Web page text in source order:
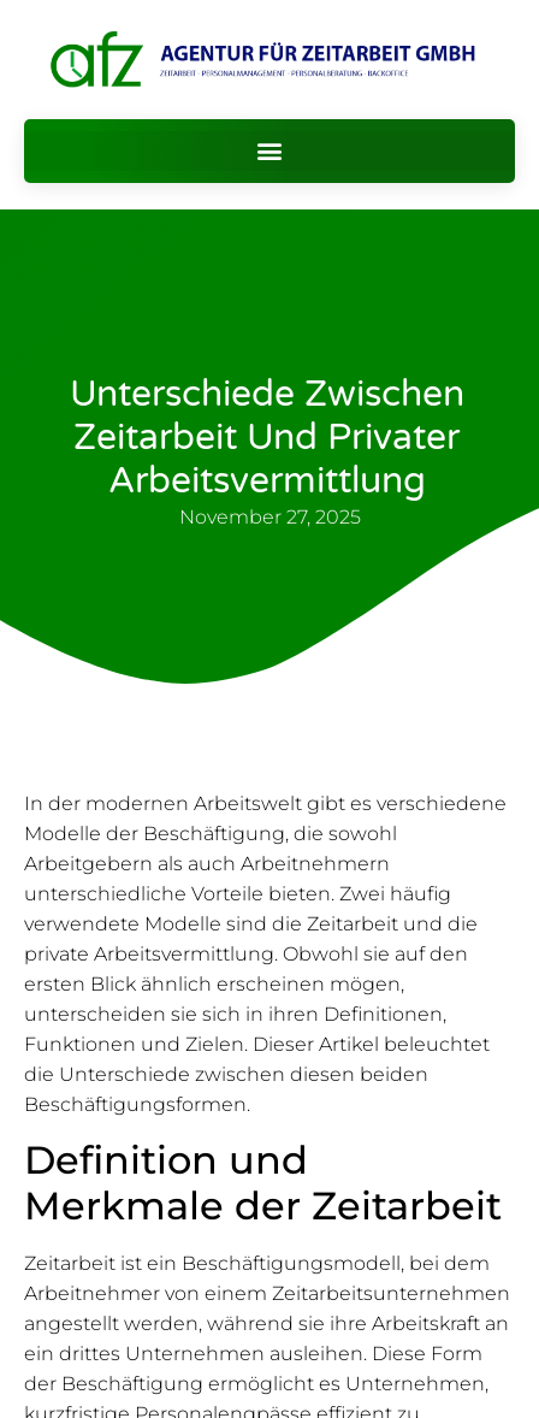
Unterschiede Zwischen
Zeitarbeit Und Privater
Arbeitsvermittlung
November 27, 2025
In der modernen Arbeitswelt gibt es verschiedene
Modelle der Beschäftigung, die sowohl
Arbeitgebern als auch Arbeitnehmern
unterschiedliche Vorteile bieten. Zwei häufig
verwendete Modelle sind die Zeitarbeit und die
private Arbeitsvermittlung. Obwohl sie auf den
ersten Blick ähnlich erscheinen mögen,
unterscheiden sie sich in ihren Definitionen,
Funktionen und Zielen. Dieser Artikel beleuchtet
die Unterschiede zwischen diesen beiden
Beschäftigungsformen.
Definition und
Merkmale der Zeitarbeit
Zeitarbeit ist ein Beschäftigungsmodell, bei dem
Arbeitnehmer von einem Zeitarbeitsunternehmen
angestellt werden, während sie ihre Arbeitskraft an
ein drittes Unternehmen ausleihen. Diese Form
der Beschäftigung ermöglicht es Unternehmen,
kurzfristige Personalengpässe effizient zu